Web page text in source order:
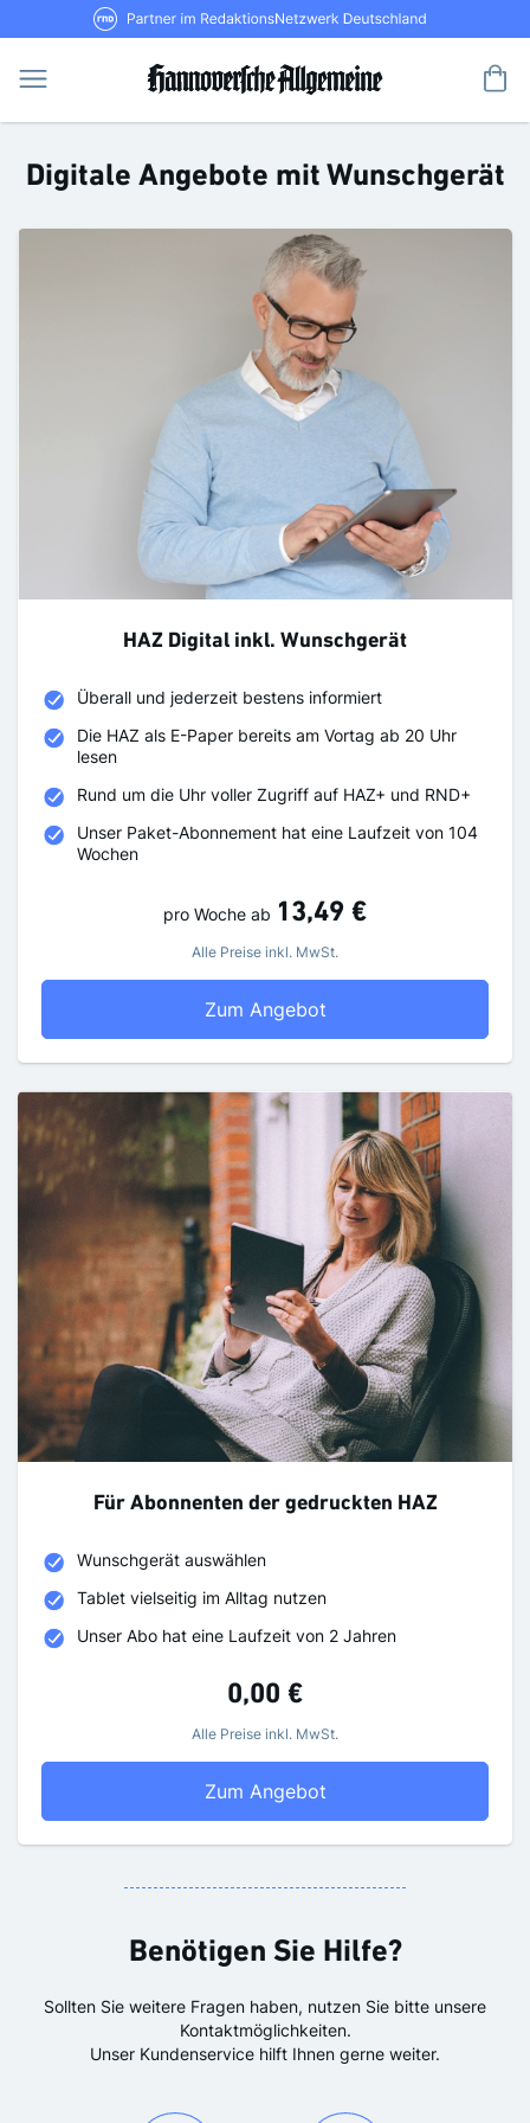
Direkt
zum
Inhalt
RND Partner im RedaktionsNetzwerk
Digitale Angebote mit Wunschgerät
HAZ Digital inkl. Wunschgerät
Überall und jederzeit bestens informiert
Die HAZ als E-Paper bereits am Vortag ab 20 Uhr
lesen
Rund um die Uhr voller Zugriff auf HAZ+ und RND+
Unser Paket-Abonnement hat eine Laufzeit von 104
Wochen
pro Woche ab 13,49 €
Alle Preise inkl. MwSt.
Zum AngebotHAZ Digital inkl.
Für Abonnenten der gedruckten HAZ
Wunschgerät auswählen
Tablet vielseitig im Alltag nutzen
Unser Abo hat eine Laufzeit von 2 Jahren
0,00 €
Alle Preise inkl. MwSt.
Zum AngebotFür Abonnenten der
Benötigen Sie Hilfe?
Sollten Sie weitere Fragen haben, nutzen Sie bitte unsere
Kontaktmöglichkeiten.
Unser Kundenservice hilft Ihnen gerne weiter.